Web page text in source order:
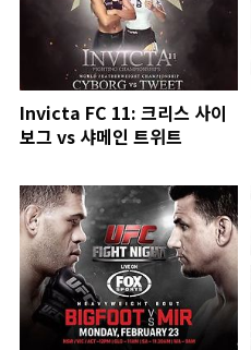
Invicta FC 11: 크리스 사이
보그 vs 샤메인 트위트